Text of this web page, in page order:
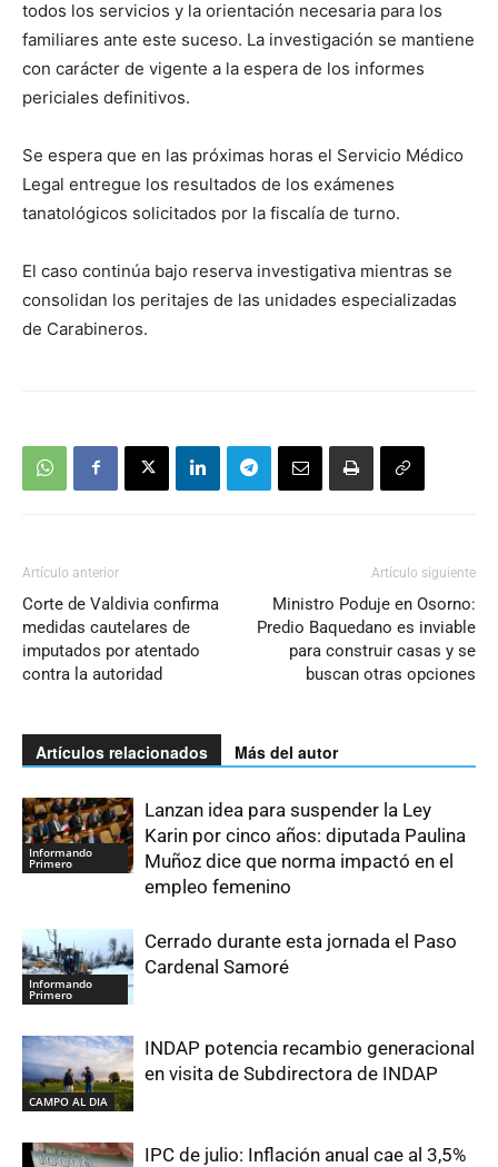
todos los servicios y la orientación necesaria para los
familiares ante este suceso. La investigación se mantiene
con carácter de vigente a la espera de los informes
periciales definitivos.
Se espera que en las próximas horas el Servicio Médico
Legal entregue los resultados de los exámenes
tanatológicos solicitados por la fiscalía de turno.
El caso continúa bajo reserva investigativa mientras se
consolidan los peritajes de las unidades especializadas
de Carabineros.
Artículo anterior
Corte de Valdivia confirma
medidas cautelares de
imputados por atentado
contra la autoridad
Artículo siguiente
Ministro Poduje en Osorno:
Predio Baquedano es inviable
para construir casas y se
buscan otras opciones
Artículos relacionados Más del autor
Informando
Primero
Lanzan idea para suspender la Ley
Karin por cinco años: diputada Paulina
Muñoz dice que norma impactó en el
empleo femenino
Informando
Primero
Cerrado durante esta jornada el Paso
Cardenal Samoré
CAMPO AL DIA
INDAP potencia recambio generacional
en visita de Subdirectora de INDAP
IPC de julio: Inflación anual cae al 3,5%